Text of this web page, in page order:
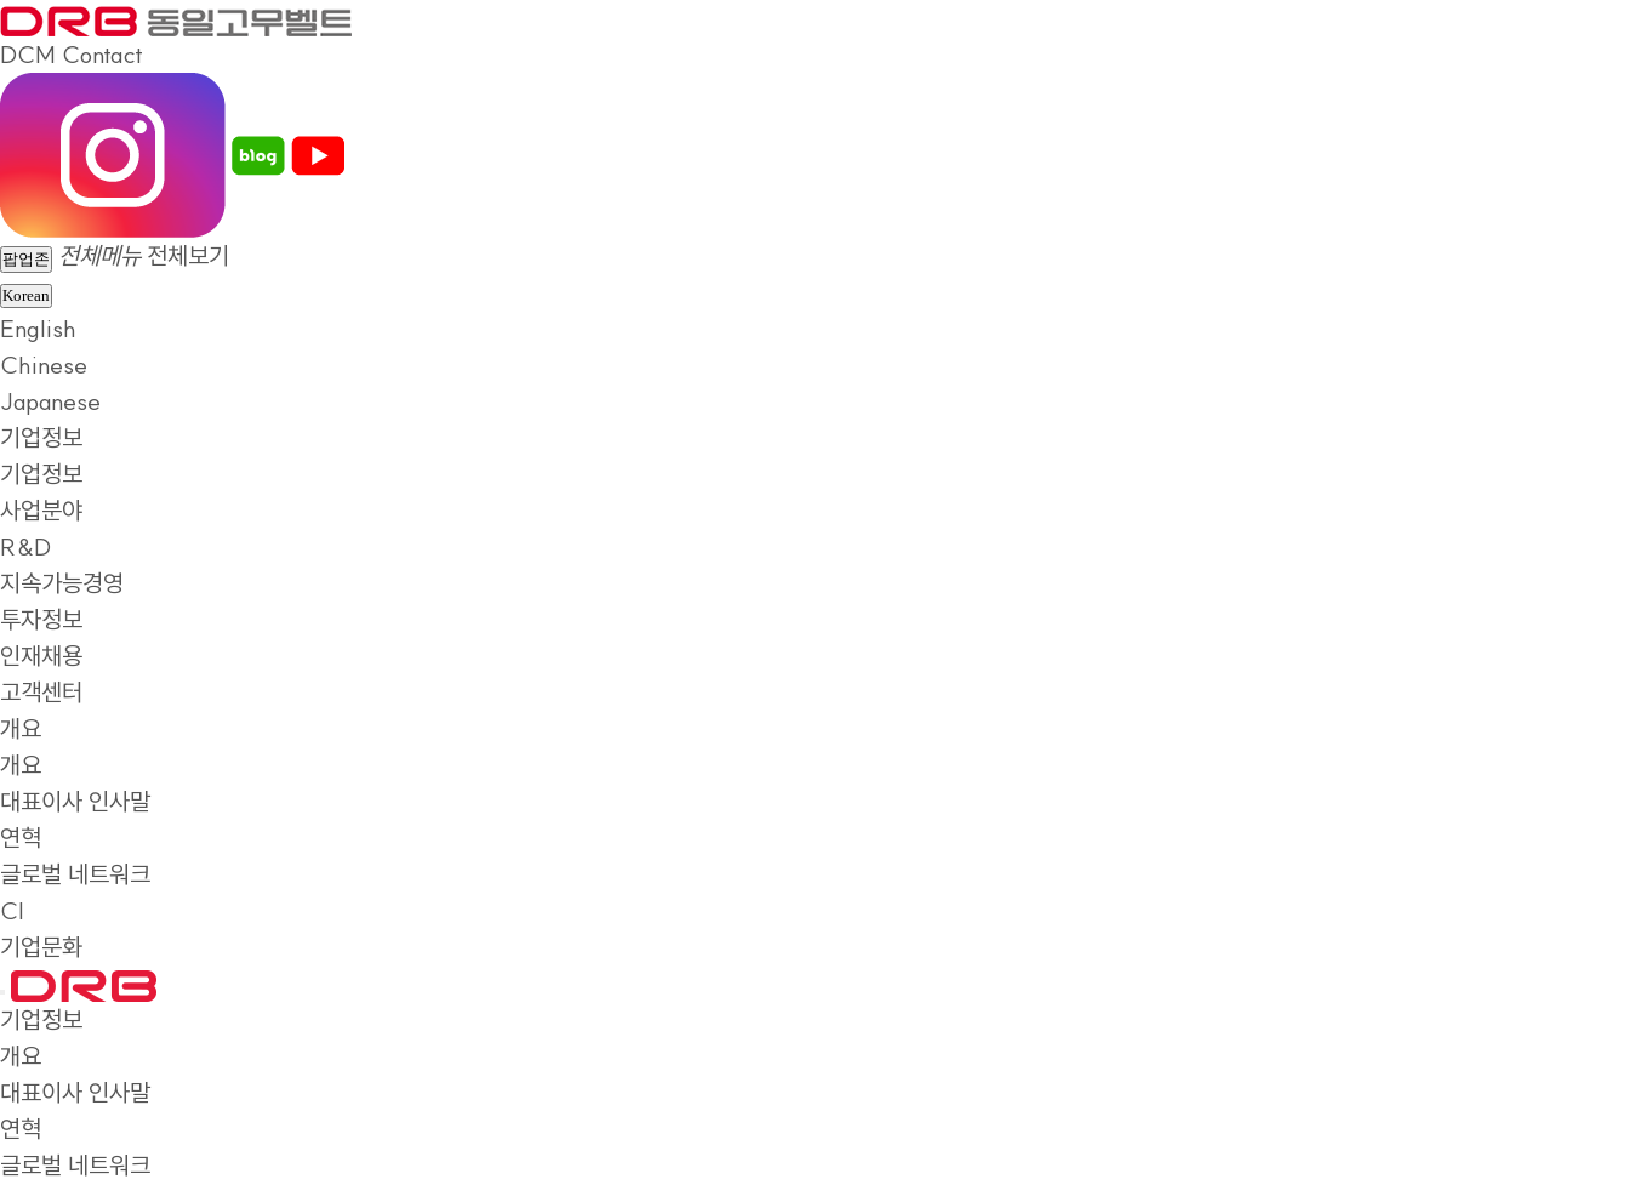
DCM Contact
팝업존 전체메뉴 전체보기
Korean
English
Chinese
Japanese
기업정보
기업정보
사업분야
R&D
지속가능경영
투자정보
인재채용
고객센터
개요
개요
대표이사 인사말
연혁
글로벌 네트워크
CI
기업문화
기업정보
개요
대표이사 인사말
연혁
글로벌 네트워크